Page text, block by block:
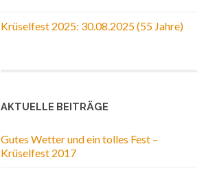
Krüselfest 2025: 30.08.2025 (55 Jahre)
AKTUELLE BEITRÄGE
Gutes Wetter und ein tolles Fest –
Krüselfest 2017